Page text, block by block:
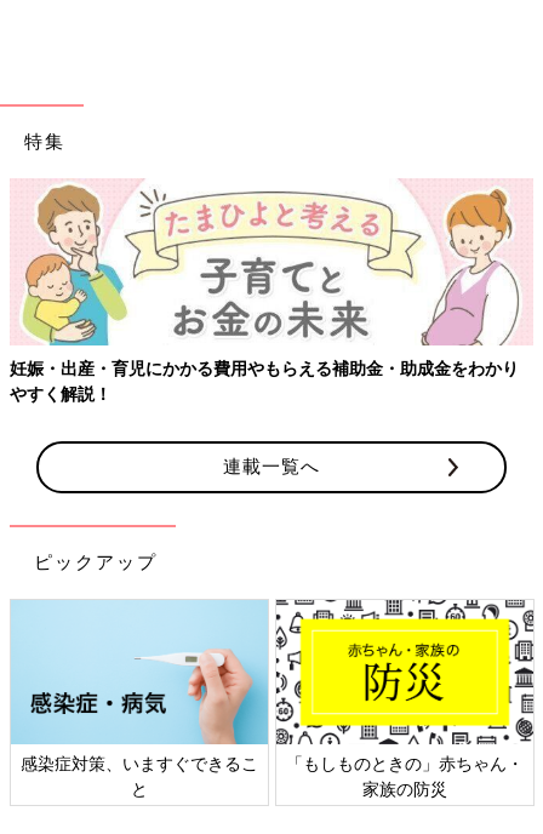
特集
金をわかり 【ワクチン接種できるものも】妊婦の感染症対策、
連載一覧へ
ピックアップ
きの」赤ちゃん・
日本外来小児科学会リーフレッ
六星占術 細